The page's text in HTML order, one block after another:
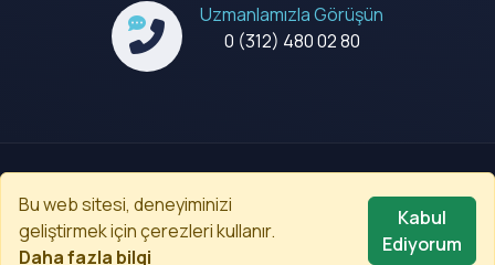
Uzmanlamızla Görüşün
0 (312) 480 02 80
© 2008-2026 . Tüm Hakları Saklıdır.
Bildirimi | KVKK Aydınlatma Bildirimi Sitemap
Bu web sitesi, deneyiminizi
geliştirmek için çerezleri kullanır.
Daha fazla bilgi
Kabul
Ediyorum